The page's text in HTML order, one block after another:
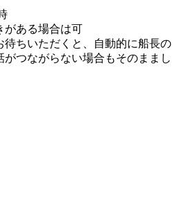
がある場合は可
ちいただくと、自動的に船長の
つながらない場合もそのままし